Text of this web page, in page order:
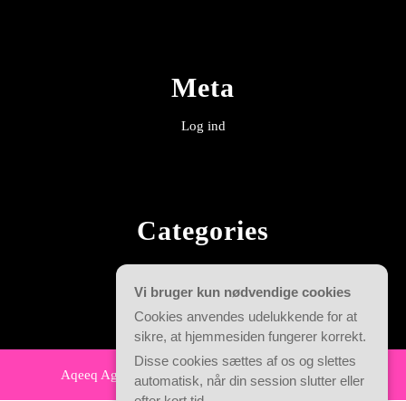
Meta
Log ind
Categories
Alle guides
Reklame og kommunikation
Aqeeq Agency WordPress Theme By VWThemes
Scroll
Vi bruger kun nødvendige cookies
Cookies anvendes udelukkende for at
sikre, at hjemmesiden fungerer korrekt.
Disse cookies sættes af os og slettes
automatisk, når din session slutter eller